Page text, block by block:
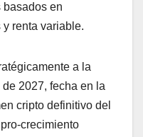
basados en
renta variable.
a la
2027, fecha en la
cripto definitivo del
crecimiento